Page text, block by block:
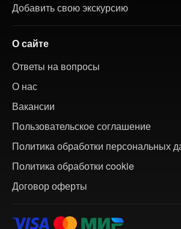
Добавить свою экскурсию
О сайте
Ответы на вопросы
О нас
Вакансии
Пользовательское соглашение
Политика обработки персональных
Политика обработки cookie
Договор оферты